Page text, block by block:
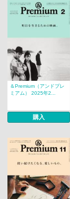
＆Premium（アンドプレ
ミアム） 2025年2...
購入